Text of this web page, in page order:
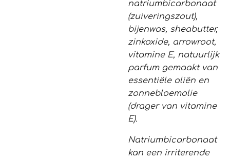
natriumbicarbonaat
(zuiveringszout),
bijenwas, sheabutter,
zinkoxide, arrowroot,
vitamine E, natuurlijk
parfum gemaakt van
essentiële oliën en
zonnebloemolie
(drager van vitamine
E).
Natriumbicarbonaat
kan een irriterende